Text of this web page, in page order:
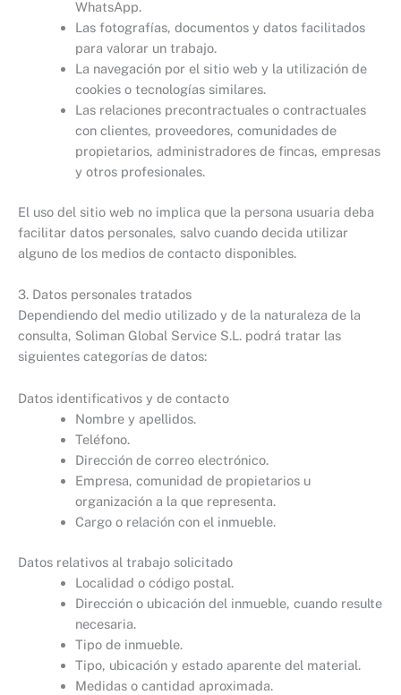
WhatsApp.
Las fotografías, documentos y datos facilitados
para valorar un trabajo.
La navegación por el sitio web y la utilización de
cookies o tecnologías similares.
Las relaciones precontractuales o contractuales
con clientes, proveedores, comunidades de
propietarios, administradores de fincas, empresas
y otros profesionales.
El uso del sitio web no implica que la persona usuaria deba
facilitar datos personales, salvo cuando decida utilizar
alguno de los medios de contacto disponibles.
3. Datos personales tratados
Dependiendo del medio utilizado y de la naturaleza de la
consulta, Soliman Global Service S.L. podrá tratar las
siguientes categorías de datos:
Datos identificativos y de contacto
Nombre y apellidos.
Teléfono.
Dirección de correo electrónico.
Empresa, comunidad de propietarios u
organización a la que representa.
Cargo o relación con el inmueble.
Datos relativos al trabajo solicitado
Localidad o código postal.
Dirección o ubicación del inmueble, cuando resulte
necesaria.
Tipo de inmueble.
Tipo, ubicación y estado aparente del material.
Medidas o cantidad aproximada.